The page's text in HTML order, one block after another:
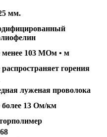
мм.
менее 103 МОм • м
распространяет горения
луженая проволока
более 13 Ом/км